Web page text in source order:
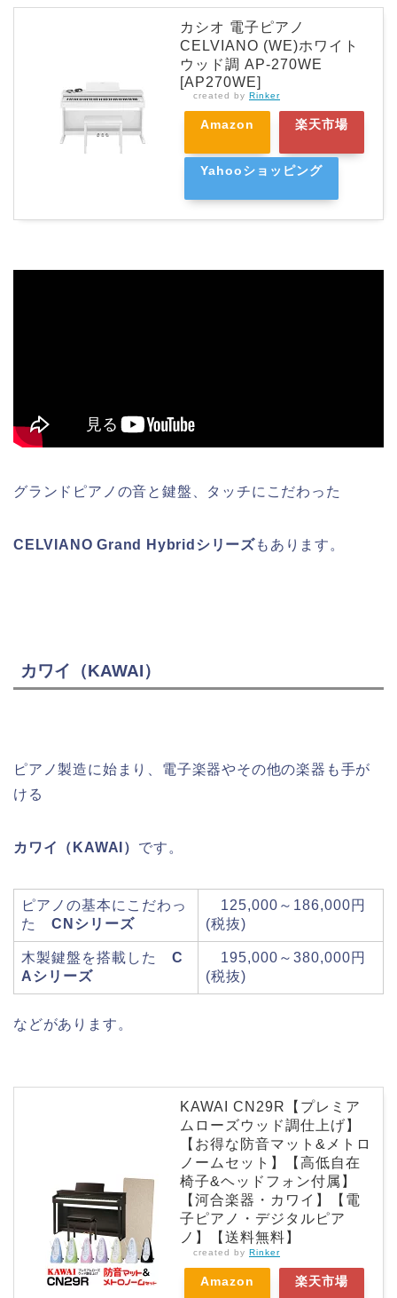
カシオ 電子ピアノ
CELVIANO (WE)ホワイト
ウッド調 AP-270WE
[AP270WE]
created by Rinker
Amazon 楽天市場
Yahooショッピング
グランドピアノの音と鍵盤、タッチにこだわった
CELVIANO Grand Hybridシリーズもあります 。
カワイ（KAWAI）
ピアノ製造に始まり、電子楽器やその他の楽器も手が
ける
カワイ（KAWAI） です。
ピアノの基本にこだわっ
た CNシリーズ
125,000～186,000円
(税抜)
木製鍵盤を搭載した C
Aシリーズ
195,000～380,000円
(税抜)
などがあります。
KAWAI CN29R【プレミア
ムローズウッド調仕上げ】
【お得な防音マット&メトロ
ノームセット】【高低自在
椅子&ヘッドフォン付属】
【河合楽器・カワイ】【電
子ピアノ・デジタルピア
ノ】【送料無料】
created by Rinker
Amazon 楽天市場